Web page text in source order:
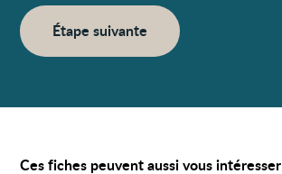
Étape suivante
Ces fiches peuvent aussi vous intéresser